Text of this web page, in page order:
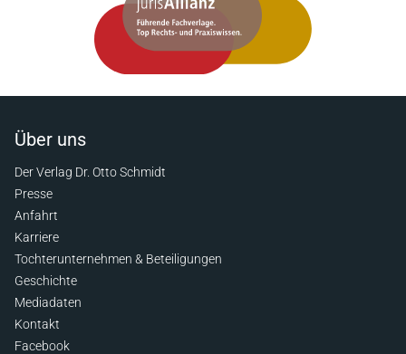
Über uns
Der Verlag Dr. Otto Schmidt
Presse
Anfahrt
Karriere
Tochterunternehmen & Beteiligungen
Geschichte
Mediadaten
Kontakt
Facebook